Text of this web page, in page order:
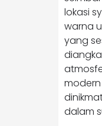
lokasi
warna
yang
dalam